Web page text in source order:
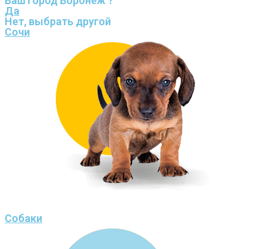
Да
Нет, выбрать другой
Сочи
Собаки